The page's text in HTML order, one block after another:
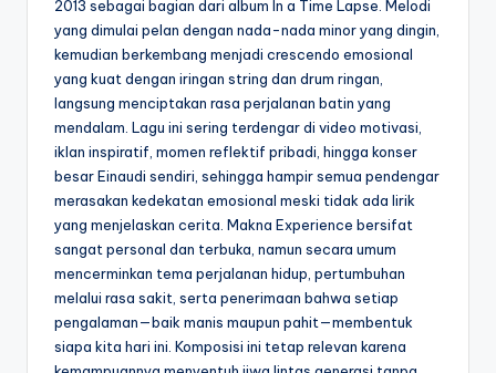
2013 sebagai bagian dari album In a Time Lapse. Melodi
yang dimulai pelan dengan nada-nada minor yang dingin,
kemudian berkembang menjadi crescendo emosional
yang kuat dengan iringan string dan drum ringan,
langsung menciptakan rasa perjalanan batin yang
mendalam. Lagu ini sering terdengar di video motivasi,
iklan inspiratif, momen reflektif pribadi, hingga konser
besar Einaudi sendiri, sehingga hampir semua pendengar
merasakan kedekatan emosional meski tidak ada lirik
yang menjelaskan cerita. Makna Experience bersifat
sangat personal dan terbuka, namun secara umum
mencerminkan tema perjalanan hidup, pertumbuhan
melalui rasa sakit, serta penerimaan bahwa setiap
pengalaman—baik manis maupun pahit—membentuk
siapa kita hari ini. Komposisi ini tetap relevan karena